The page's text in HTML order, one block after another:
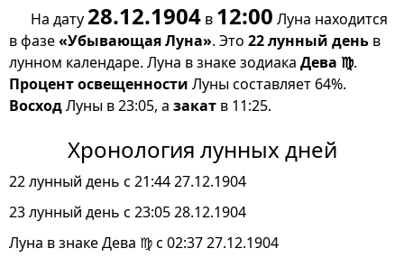
На дату 28.12.1904 в 12:00 Луна находится
в фазе«Убывающая Луна». Это 22 лунный день в
лунном календаре. Луна в знаке зодиака Дева ♍.
Процент освещенности Луны составляет 64%.
ВосходЛуны в 23:05, а закат в 11:25.
Хронология лунных дней
22 лунный день с 21:44 27.12.1904
23 лунный день с 23:05 28.12.1904
Луна в знаке Дева ♍ с 02:37 27.12.1904